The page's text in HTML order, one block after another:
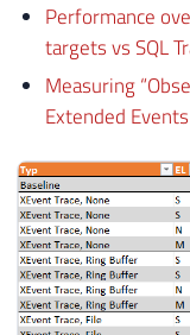
Performance
targets vs SQL
Measuring
Extended Events